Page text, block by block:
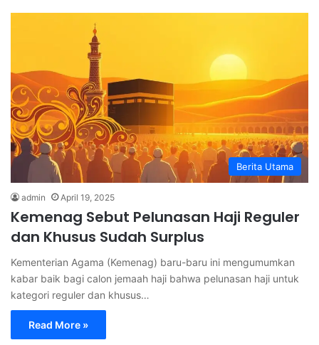
Berita Utama
admin April 19, 2025
Kemenag Sebut Pelunasan Haji Reguler
dan Khusus Sudah Surplus
Kementerian Agama (Kemenag) baru-baru ini mengumumkan
kabar baik bagi calon jemaah haji bahwa pelunasan haji untuk
kategori reguler dan khusus…
Read More »